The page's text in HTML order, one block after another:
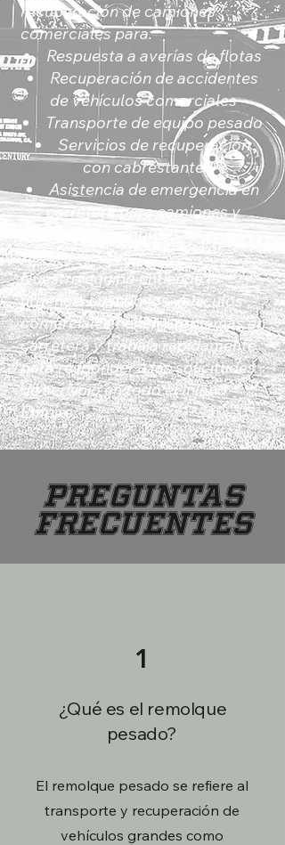
recuperación de camiones
comerciales para:
Respuesta a averías de flotas
Recuperación de accidentes
de vehículos comerciales
Transporte de equipo pesado
Servicios de recuperación
con cabrestante
Asistencia de emergencia en
carretera para camiones y
autobuses
Nuestro equipo entiende la
urgencia cuando los vehículos
comerciales tienen problemas en
carretera y trabaja rápidamente
para responder a las solicitudes
de servicio en todo el Inland
Empire.
Preguntas
frecuentes
1
¿Qué es el remolque
pesado?
El remolque pesado se refiere al
transporte y recuperación de
vehículos grandes como